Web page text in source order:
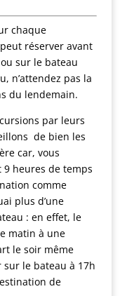
chaque
réserver avant
sur le bateau
n’attendez pas la
du lendemain.
par leurs
de bien les
car, vous
heures de temps
comme
plus d’une
: en effet, le
matin à une
le soir même
le bateau à 17h
de